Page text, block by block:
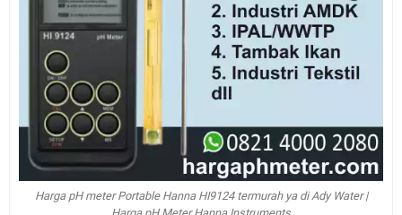
Harga pH meter Portable Hanna HI9124 termurah ya di Ady Water |